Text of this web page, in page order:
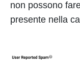
non possono
presente nella